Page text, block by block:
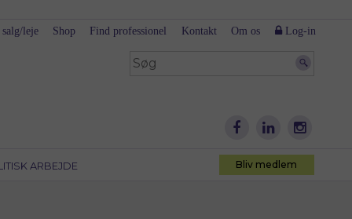
ARBEJDE Bliv medlem
leje Shop Find professionel Kontakt Om os Log-in